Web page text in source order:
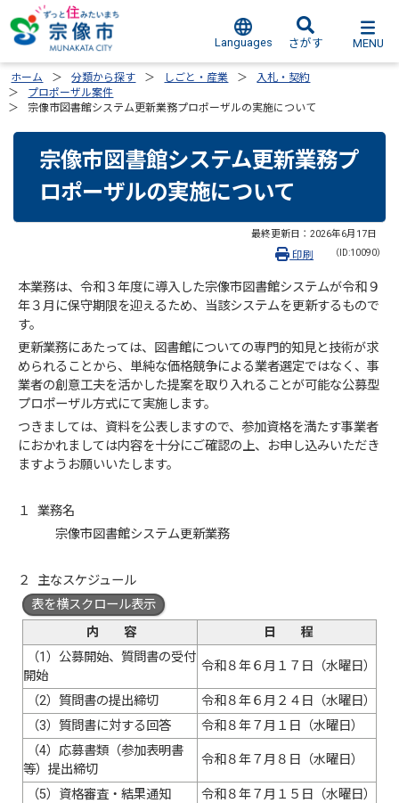
Languages さがす MENU
ホーム 分類から探す しごと・産業
入札・契約
プロポーザル案件
宗像市図書館システム更新業務プロポーザルの実施について
宗像市図書館システム更新業務プ
ロポーザルの実施について
最終更新日： 2026年6月17日
（ID:10090）
印刷
本業務は、令和３年度に導入した宗像市図書館システムが令和９
年３月に保守期限を迎えるため、当該システムを更新するもので
す。
更新業務にあたっては、図書館についての専門的知見と技術が求
められることから、単純な価格競争による業者選定ではなく、事
業者の創意工夫を活かした提案を取り入れることが可能な公募型
プロポーザル方式にて実施します。
つきましては、資料を公表しますので、参加資格を満たす事業者
におかれましては内容を十分にご確認の上、お申し込みいただき
ますようお願いいたします。
１ 業務名
宗像市図書館システム更新業務
２ 主なスケジュール
表を横スクロール表示
内 容
日 程
（1）公募開始、質問書の受付
開始
令和８年６月１７日（水曜日）
（2）質問書の提出締切
令和８年６月２４日（水曜日）
（3）質問書に対する回答
令和８年７月１日（水曜日）
（4）応募書類（参加表明書
等）提出締切
令和８年７月８日（水曜日）
（5）資格審査・結果通知
令和８年７月１５日（水曜日）